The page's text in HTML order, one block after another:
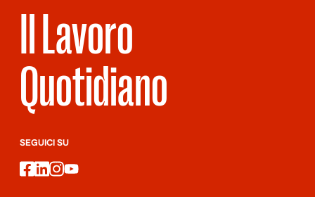
Il Lavoro
Quotidiano
SEGUICI SU
facebook
linkedin
instagram
youtube